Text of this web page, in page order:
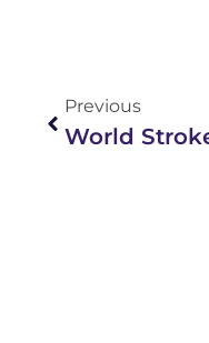
Previous